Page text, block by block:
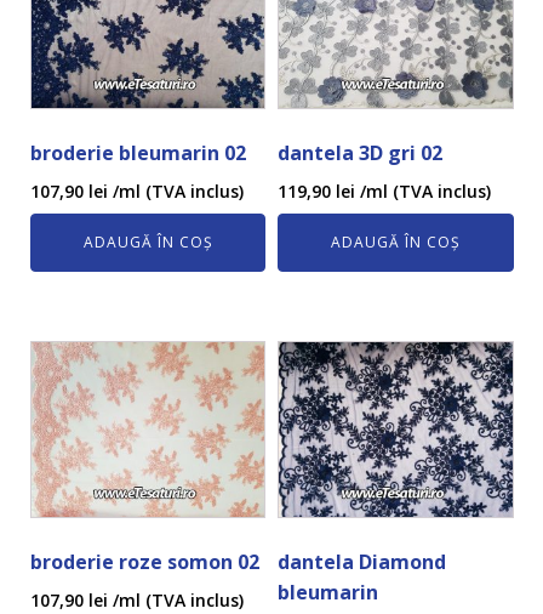
broderie bleumarin 02
107,90 lei /ml (TVA inclus)
ADAUGĂ ÎN COȘ
dantela 3D gri 02
119,90 lei /ml (TVA inclus)
ADAUGĂ ÎN COȘ
broderie roze somon 02
107,90 lei /ml (TVA inclus)
dantela Diamond
bleumarin